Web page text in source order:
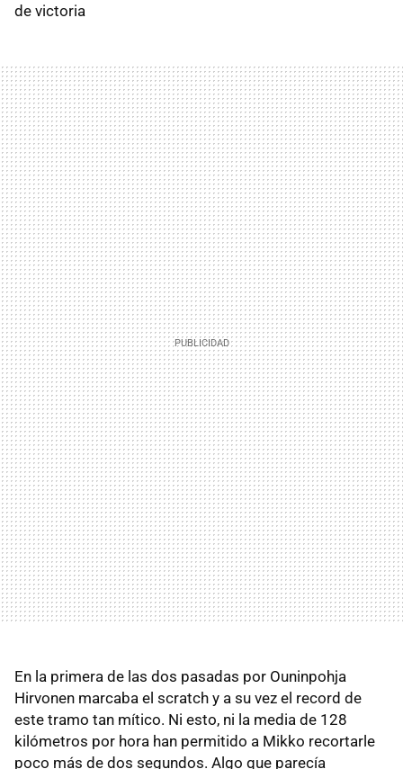
de victoria
En la primera de las dos pasadas por Ouninpohja
Hirvonen marcaba el scratch y a su vez el record de
este tramo tan mítico. Ni esto, ni la media de 128
kilómetros por hora han permitido a Mikko recortarle
poco más de dos segundos. Algo que parecía